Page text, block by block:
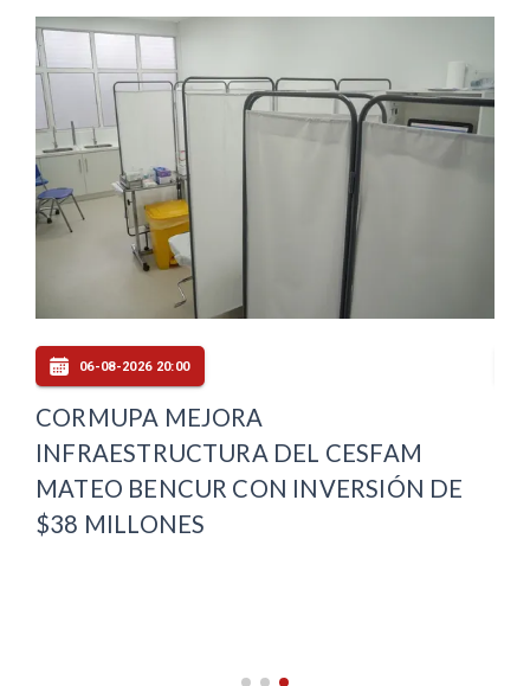
06-08-2026 20:00
CORMUPA MEJORA
INFRAESTRUCTURA DEL CESFAM
MATEO BENCUR CON INVERSIÓN DE
$38 MILLONES